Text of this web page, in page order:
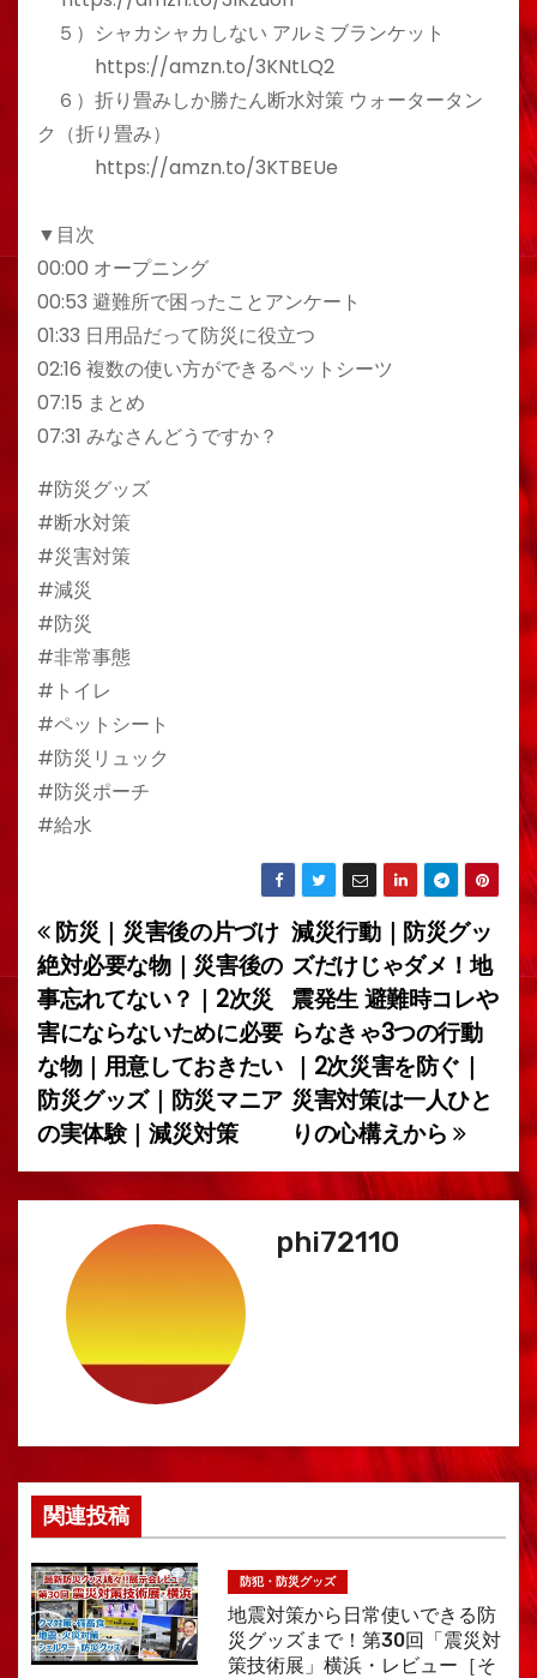
５）シャカシャカしない アルミブランケット
https://amzn.to/3KNtLQ2
６）折り畳みしか勝たん断水対策 ウォータータン
ク（折り畳み）
https://amzn.to/3KTBEUe
▼目次
00:00 オープニング
00:53 避難所で困ったことアンケート
01:33 日用品だって防災に役立つ
02:16 複数の使い方ができるペットシーツ
07:15 まとめ
07:31 みなさんどうですか？
#防災グッズ
#断水対策
#災害対策
#減災
#防災
#非常事態
#トイレ
#ペットシート
#防災リュック
#防災ポーチ
#給水
投
稿
ナ
ビ
ゲ
ー
ョ
ン
減災行動｜防災グッ
ズだけじゃダメ！地
震発生 避難時コレや
らなきゃ3つの行動
｜2次災害を防ぐ｜
災害対策は一人ひと
りの心構えから
防災｜災害後の片づけ
絶対必要な物｜災害後の
事忘れてない？｜2次災
害にならないために必要
な物｜用意しておきたい
防災グッズ｜防災マニア
の実体験｜減災対策
phi72110
関連投稿
防犯・防災グッズ
地震対策から日常使いできる防
災グッズまで！第30回「震災対
策技術展」横浜・レビュー［そ